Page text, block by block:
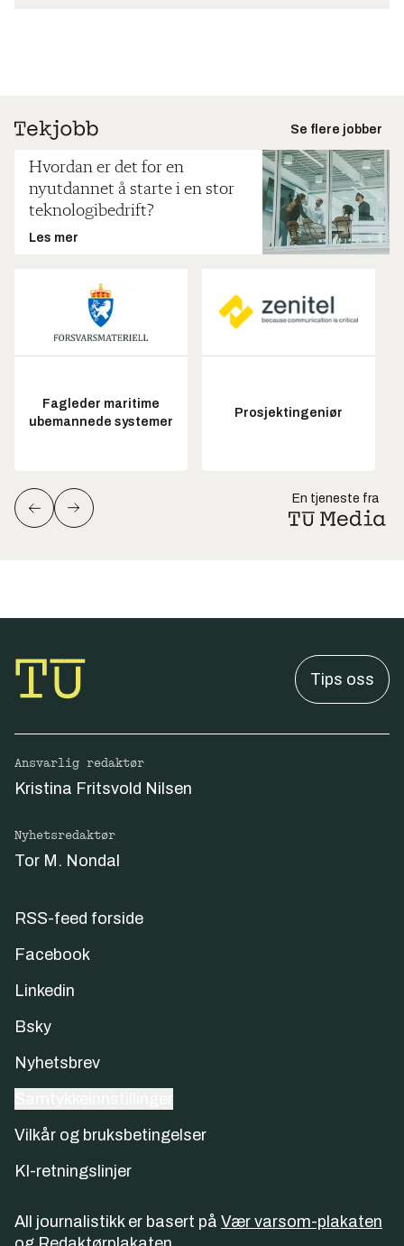
Se flere jobber
Hvordan er det for en
nyutdannet å starte i en stor
teknologibedrift?
Les mer
Fagleder maritime
ubemannede systemer
Prosjektingeniør
En tjeneste fra
Tips oss
Ansvarlig redaktør
Kristina Fritsvold Nilsen
Nyhetsredaktør
Tor M. Nondal
RSS-feed forside
Facebook
Linkedin
Bsky
Nyhetsbrev
Vilkår og bruksbetingelser
KI-retningslinjer
All journalistikk er basert på Vær varsom-plakaten